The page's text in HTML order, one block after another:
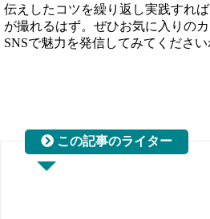
伝えしたコツを繰り返し実践すれ
が撮れるはず。ぜひお気に入りの
SNSで魅力を発信してみてください